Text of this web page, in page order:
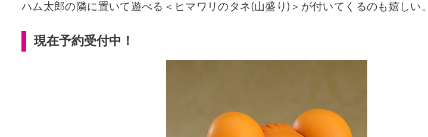
ハム太郎の隣に置いて遊べる＜ヒマワリのタネ(山盛り)＞が付いてくるのも嬉しい。
現在予約受付中！